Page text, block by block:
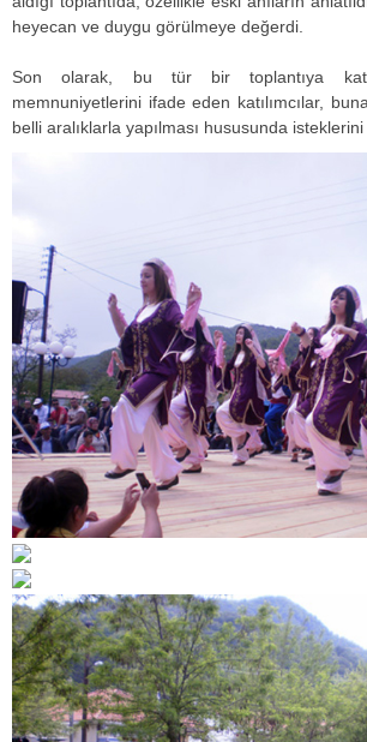
heyecan ve duygu görülmeye değerdi.
Son olarak, bu tür bir toplantıya
memnuniyetlerini ifade eden katılımcılar,
belli aralıklarla yapılması hususunda